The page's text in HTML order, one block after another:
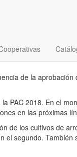
PAC 2018, en cuya
de la
PAC 2018. En el
en las próximas
de los cultivos de
el segundo.